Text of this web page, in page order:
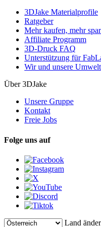
3DJake Materialprofile
Ratgeber
Mehr kaufen, mehr
Affiliate Programm
3D-Druck FAQ
Unterstützung für
Wir und unsere Umwelt
Über 3DJake
Unsere Gruppe
Kontakt
Freie Jobs
Folge uns auf
Land